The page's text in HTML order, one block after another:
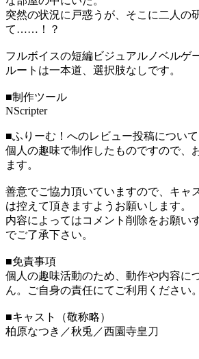
突然の状況に戸惑うが、そこに二人の
て……！？
フルボイスの短編ビジュアルノベルゲ
ルートは一本道、選択肢なしです。
■制作ツール
NScripter
■ふりーむ！へのレビュー投稿について
個人の趣味で制作したものですので、
ます。
善意でご協力頂いていますので、キャ
は控えて頂きますようお願いします。
内容によってはコメント削除をお願い
でご了承下さい。
■免責事項
個人の趣味活動のため、動作や内容に
ん。ご自身の責任にてご利用ください。
■キャスト（敬称略）
柏原なつき／秋兎／西園寺皇刀